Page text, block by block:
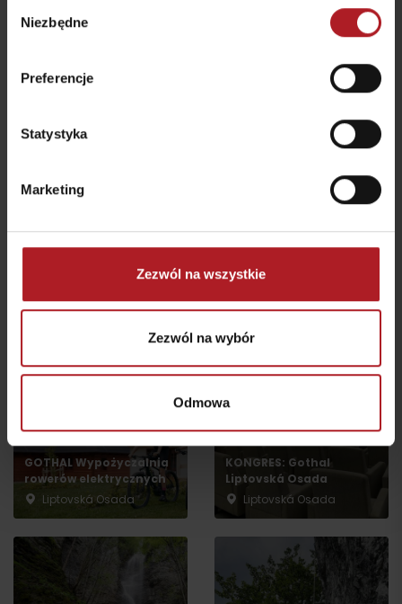
zgody
Niezbędne
Preferencje
Statystyka
Marketing
Zezwól na wszystkie
Zezwól na wybór
Odmowa
Ružomberok
wszystkie miejsca do jedzenia i picia
Wodny Świat GOTHAL
Place zabaw w Gothal
GOTHAL Wypożyczalnia
rowerów elektrycznych
Liptovská Osada
KONGRES: Gothal
Liptovská Osada
Liptovská Osada